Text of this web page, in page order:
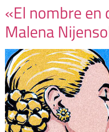
«El nombre
Malena